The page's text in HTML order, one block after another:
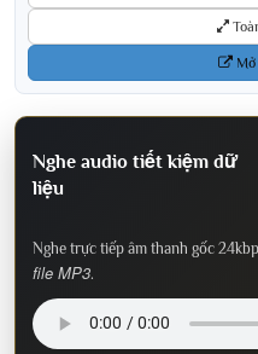
Mở
Nghe audio tiết kiệm dữ
liệu
Nghe trực tiếp âm thanh gốc
file MP3.